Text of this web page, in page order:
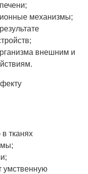
механизмы;
внешним и
тканях
умственную